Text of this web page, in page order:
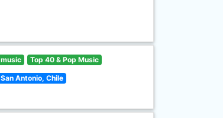
music Top 40 & Pop Music
San Antonio, Chile